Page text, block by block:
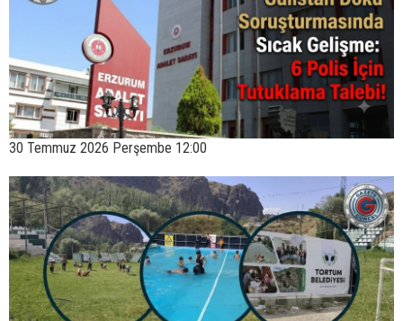
30 Temmuz 2026 Perşembe 12:00